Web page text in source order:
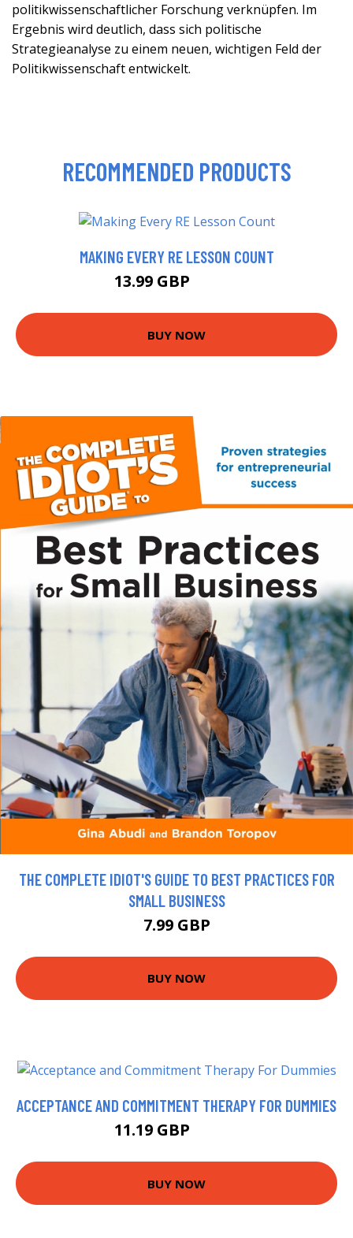
politikwissenschaftlicher Forschung verknüpfen. Im
Ergebnis wird deutlich, dass sich politische
Strategieanalyse zu einem neuen, wichtigen Feld der
Politikwissenschaft entwickelt.
RECOMMENDED PRODUCTS
MAKING EVERY RE LESSON COUNT
13.99 GBP
BUY NOW
THE COMPLETE IDIOT'S GUIDE TO BEST PRACTICES FOR
SMALL BUSINESS
7.99 GBP
BUY NOW
ACCEPTANCE AND COMMITMENT THERAPY FOR DUMMIES
11.19 GBP
BUY NOW